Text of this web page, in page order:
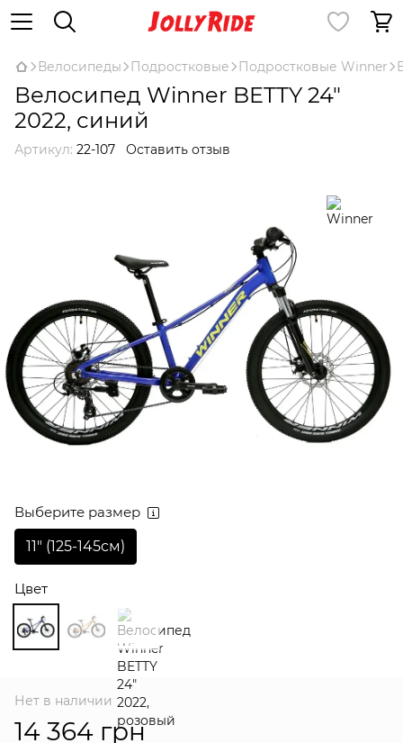
Велосипеды Подростковые Подростковые Winner
Велосипед Winner BETTY 24"
2022, синий
Артикул: 22-107 Оставить отзыв
Выберите размер
11″ (125-145см)
Цвет
Нет в наличии
14 364 грн